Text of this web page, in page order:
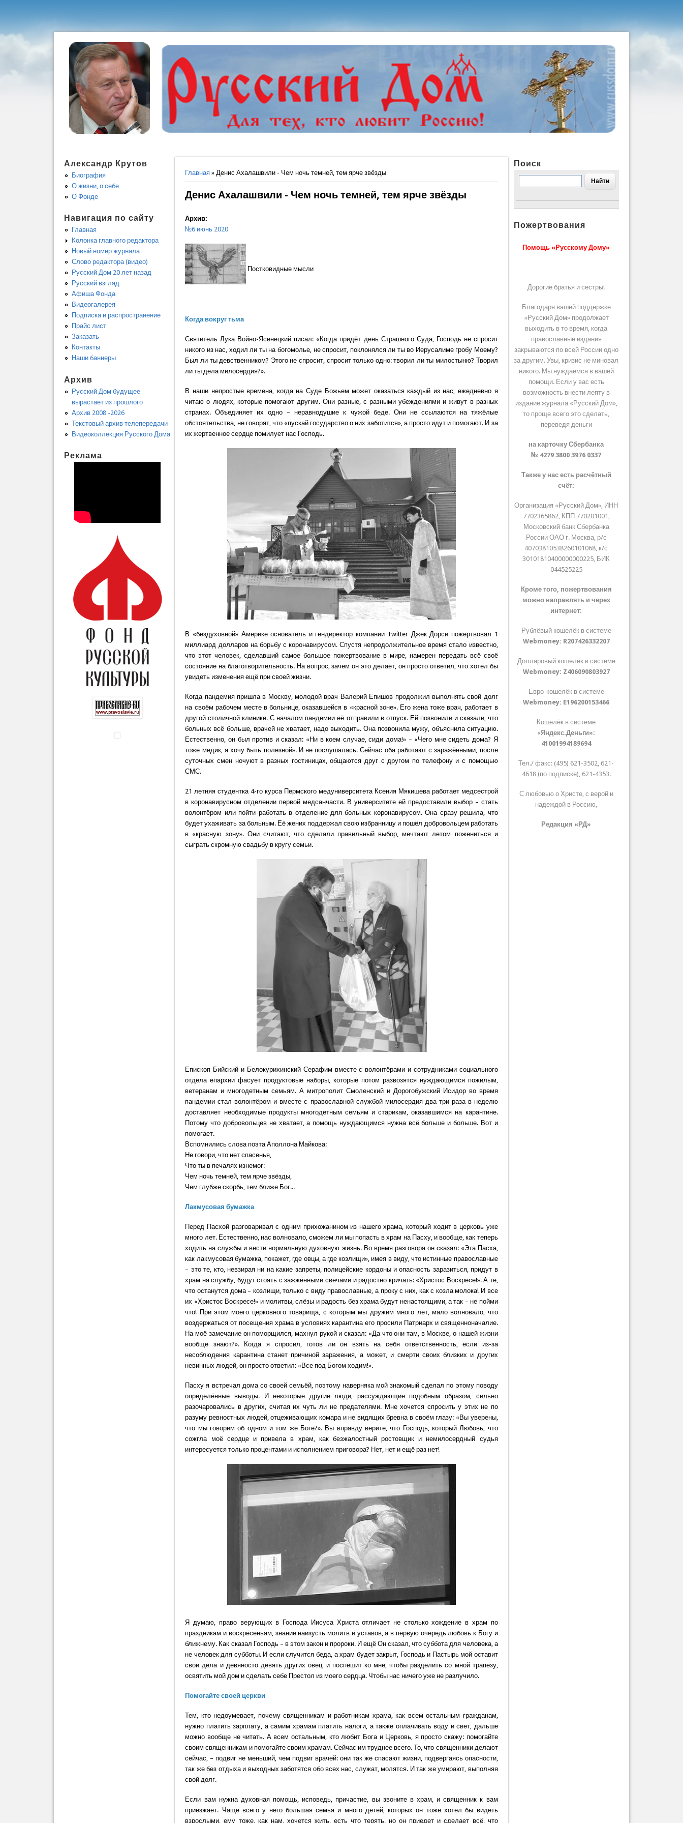
Вы здесь
Главная » Денис Ахалашвили - Чем ночь темней, тем ярче звёзды
Денис Ахалашвили - Чем ночь темней, тем ярче звёзды
Архив:
№6 июнь 2020
Постковидные мысли
Когда вокруг тьма
Святитель Лука Войно-Ясенецкий писал: «Когда придёт день Страшного Суда, Господь не спросит
никого из нас, ходил ли ты на богомолье, не спросит, поклонялся ли ты во Иерусалиме гробу Моему?
Был ли ты девственником? Этого не спросит, спросит только одно: творил ли ты милостыню? Творил
ли ты дела милосердия?».
В наши непростые времена, когда на Суде Божьем может оказаться каждый из нас, ежедневно я
читаю о людях, которые помогают другим. Они разные, с разными убеждениями и живут в разных
странах. Объединяет их одно – неравнодушие к чужой беде. Они не ссылаются на тяжёлые
обстоятельства, не говорят, что «пускай государство о них заботится», а просто идут и помогают. И за
их жертвенное сердце помилует нас Господь.
В «бездуховной» Америке основатель и гендиректор компании Twitter Джек Дорси пожертвовал 1
миллиард долларов на борьбу с коронавирусом. Спустя непродолжительное время стало известно,
что этот человек, сделавший самое большое пожертвование в мире, намерен передать всё своё
состояние на благотворительность. На вопрос, зачем он это делает, он просто ответил, что хотел бы
увидеть изменения ещё при своей жизни.
Когда пандемия пришла в Москву, молодой врач Валерий Епишов продолжил выполнять свой долг
на своём рабочем месте в больнице, оказавшейся в «красной зоне». Его жена тоже врач, работает в
другой столичной клинике. С началом пандемии её отправили в отпуск. Ей позвонили и сказали, что
больных всё больше, врачей не хватает, надо выходить. Она позвонила мужу, объяснила ситуацию.
Естественно, он был против и сказал: «Ни в коем случае, сиди дома!» – «Чего мне сидеть дома? Я
тоже медик, я хочу быть полезной». И не послушалась. Сейчас оба работают с заражёнными, после
суточных смен ночуют в разных гостиницах, общаются друг с другом по телефону и с помощью
СМС.
21 летняя студентка 4-го курса Пермского медуниверситета Ксения Мякишева работает медсестрой
в коронавирусном отделении первой медсанчасти. В университете ей предоставили выбор – стать
волонтёром или пойти работать в отделение для больных коронавирусом. Она сразу решила, что
будет ухаживать за больным. Её жених поддержал свою избранницу и пошёл добровольцем работать
в «красную зону». Они считают, что сделали правильный выбор, мечтают летом пожениться и
сыграть скромную свадьбу в кругу семьи.
Епископ Бийский и Белокурихинский Серафим вместе с волонтёрами и сотрудниками социального
отдела епархии фасует продуктовые наборы, которые потом развозятся нуждающимся пожилым,
ветеранам и многодетным семьям. А митрополит Смоленский и Дорогобужский Исидор во время
пандемии стал волонтёром и вместе с православной службой милосердия два-три раза в неделю
доставляет необходимые продукты многодетным семьям и старикам, оказавшимся на карантине.
Потому что добровольцев не хватает, а помощь нуждающимся нужна всё больше и больше. Вот и
помогает.
Вспомнились слова поэта Аполлона Майкова:
Не говори, что нет спасенья,
Что ты в печалях изнемог:
Чем ночь темней, тем ярче звёзды,
Чем глубже скорбь, тем ближе Бог...
Лакмусовая бумажка
Перед Пасхой разговаривал с одним прихожанином из нашего храма, который ходит в церковь уже
много лет. Естественно, нас волновало, сможем ли мы попасть в храм на Пасху, и вообще, как теперь
ходить на службы и вести нормальную духовную жизнь. Во время разговора он сказал: «Эта Пасха,
как лакмусовая бумажка, покажет, где овцы, а где козлищи», имея в виду, что истинные православные
– это те, кто, невзирая ни на какие запреты, полицейские кордоны и опасность заразиться, придут в
храм на службу, будут стоять с зажжёнными свечами и радостно кричать: «Христос Воскресе!». А те,
что останутся дома – козлищи, только с виду православные, а проку с них, как с козла молока! И все
их «Христос Воскресе!» и молитвы, слёзы и радость без храма будут ненастоящими, а так – не пойми
что! При этом моего церковного товарища, с которым мы дружим много лет, мало волновало, что
воздержаться от посещения храма в условиях карантина его просили Патриарх и священноначалие.
На моё замечание он поморщился, махнул рукой и сказал: «Да что они там, в Москве, о нашей жизни
вообще знают?». Когда я спросил, готов ли он взять на себя ответственность, если из-за
несоблюдения карантина станет причиной заражения, а может, и смерти своих близких и других
невинных людей, он просто ответил: «Все под Богом ходим!».
Пасху я встречал дома со своей семьёй, поэтому наверняка мой знакомый сделал по этому поводу
определённые выводы. И некоторые другие люди, рассуждающие подобным образом, сильно
разочаровались в других, считая их чуть ли не предателями. Мне хочется спросить у этих не по
разуму ревностных людей, отцеживающих комара и не видящих бревна в своём глазу: «Вы уверены,
что мы говорим об одном и том же Боге?». Вы вправду верите, что Господь, который Любовь, что
сожгла моё сердце и привела в храм, как безжалостный ростовщик и немилосердный судья
интересуется только процентами и исполнением приговора? Нет, нет и ещё раз нет!
Я думаю, право верующих в Господа Иисуса Христа отличает не столько хождение в храм по
праздникам и воскресеньям, знание наизусть молитв и уставов, а в первую очередь любовь к Богу и
ближнему. Как сказал Господь – в этом закон и пророки. И ещё Он сказал, что суббота для человека, а
не человек для субботы. И если случится беда, а храм будет закрыт, Господь и Пастырь мой оставит
свои дела и девяносто девять других овец, и поспешит ко мне, чтобы разделить со мной трапезу,
освятить мой дом и сделать себе Престол из моего сердца. Чтобы нас ничего уже не разлучило.
Помогайте своей церкви
Тем, кто недоумевает, почему священникам и работникам храма, как всем остальным гражданам,
нужно платить зарплату, а самим храмам платить налоги, а также оплачивать воду и свет, дальше
можно вообще не читать. А всем остальным, кто любит Бога и Церковь, я просто скажу: помогайте
своим священникам и помогайте своим храмам. Сейчас им труднее всего. То, что священники делают
сейчас, – подвиг не меньший, чем подвиг врачей: они так же спасают жизни, подвергаясь опасности,
так же без отдыха и выходных заботятся обо всех нас, служат, молятся. И так же умирают, выполняя
свой долг.
Если вам нужна духовная помощь, исповедь, причастие, вы звоните в храм, и священник к вам
приезжает. Чаще всего у него большая семья и много детей, которых он тоже хотел бы видеть
взрослыми, ему тоже, как нам, хочется жить, есть что терять, но он приедет и сделает всё, что
Александр Крутов
Биография
О жизни, о себе
О Фонде
Навигация по сайту
Главная
Колонка главного редактора
Новый номер журнала
Слово редактора (видео)
Русский Дом 20 лет назад
Русский взгляд
Афиша Фонда
Видеогалерея
Подписка и распространение
Прайс лист
Заказать
Контакты
Наши баннеры
Архив
Русский Дом будущее
вырастает из прошлого
Архив 2008 -2026
Текстовый архив телепередачи
Видеоколлекция Русского Дома
Реклама
Поиск
Пожертвования
Помощь «Русскому Дому»
Дорогие братья и сестры!
Благодаря вашей поддержке
«Русский Дом» продолжает
выходить в то время, когда
православные издания
закрываются по всей России одно
за другим. Увы, кризис не миновал
никого. Мы нуждаемся в вашей
помощи. Если у вас есть
возможность внести лепту в
издание журнала «Русский Дом»,
то проще всего это сделать,
переведя деньги
на карточку Сбербанка
№ 4279 3800 3976 0337
Также у нас есть расчётный
счёт:
Организация «Русский Дом», ИНН
7702365862, КПП 770201001,
Московский банк Сбербанка
России ОАО г. Москва, р/с
40703810538260101068, к/с
30101810400000000225, БИК
044525225
Кроме того, пожертвования
можно направлять и через
интернет:
Рублёвый кошелёк в системе
Webmoney: R207426332207
Долларовый кошелёк в системе
Webmoney: Z406090803927
Евро-кошелёк в системе
Webmoney: E196200153466
Кошелёк в системе
«Яндекс.Деньги»:
41001994189694
Тел./ факс: (495) 621-3502, 621-
4618 (по подписке), 621-4353.
С любовью о Христе, с верой и
надеждой в Россию,
Редакция «РД»